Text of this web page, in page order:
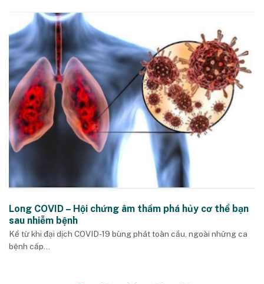
Long COVID – Hội chứng âm thầm phá hủy cơ thể bạn
sau nhiễm bệnh
Kể từ khi đại dịch COVID-19 bùng phát toàn cầu, ngoài những ca
bệnh cấp...